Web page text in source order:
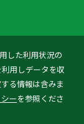
した利用状況の
用しデータを収
る情報は含みま
ーを参照くださ